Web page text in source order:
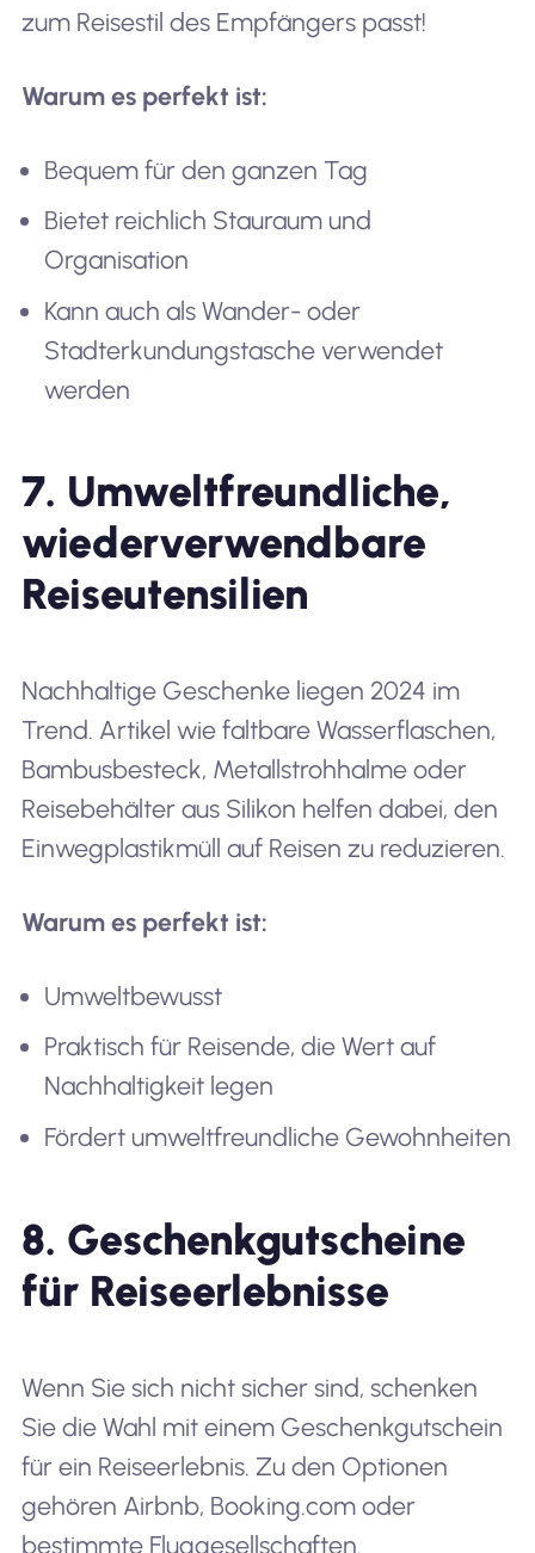
zum Reisestil des Empfängers passt!
Warum es perfekt ist:
Bequem für den ganzen Tag
Bietet reichlich Stauraum und
Organisation
Kann auch als Wander- oder
Stadterkundungstasche verwendet
werden
7. Umweltfreundliche,
wiederverwendbare
Reiseutensilien
Nachhaltige Geschenke liegen 2024 im
Trend. Artikel wie faltbare Wasserflaschen,
Bambusbesteck, Metallstrohhalme oder
Reisebehälter aus Silikon helfen dabei, den
Einwegplastikmüll auf Reisen zu reduzieren.
Warum es perfekt ist:
Umweltbewusst
Praktisch für Reisende, die Wert auf
Nachhaltigkeit legen
Fördert umweltfreundliche Gewohnheiten
8. Geschenkgutscheine
für Reiseerlebnisse
Wenn Sie sich nicht sicher sind, schenken
Sie die Wahl mit einem Geschenkgutschein
für ein Reiseerlebnis. Zu den Optionen
gehören Airbnb, Booking.com oder
bestimmte Fluggesellschaften.